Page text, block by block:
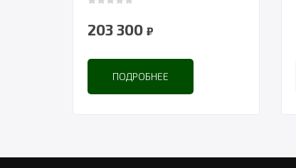
203 300 ₽
ПОДРОБНЕЕ